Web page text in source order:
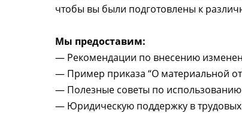
чтобы вы были подготовлены к
Мы предоставим:
— Рекомендации по внесению
— Пример приказа “О материальной
— Полезные советы по использованию
— Юридическую поддержку в трудовых